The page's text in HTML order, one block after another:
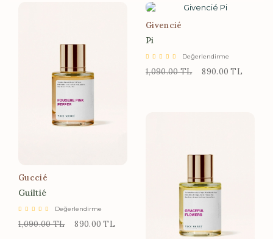
Guccié
Guiltié
Değerlendirme
1,090.00 TL 890.00 TL
Givencié
Pi
Değerlendirme
1,090.00 TL 890.00 TL